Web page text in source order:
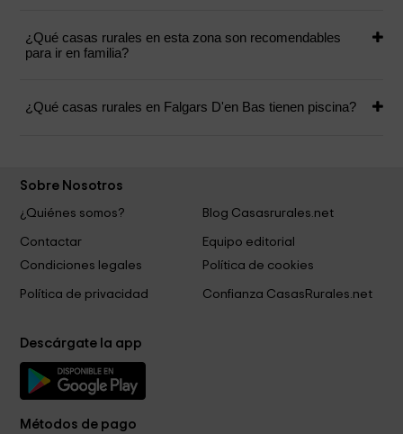
¿Qué casas rurales en esta zona son recomendables
para ir en familia?
¿Qué casas rurales en Falgars D'en Bas tienen piscina?
Sobre Nosotros
¿Quiénes somos?
Blog Casasrurales.net
Contactar
Equipo editorial
Condiciones legales
Política de cookies
Política de privacidad Confianza CasasRurales.net
Descárgate la app
Métodos de pago